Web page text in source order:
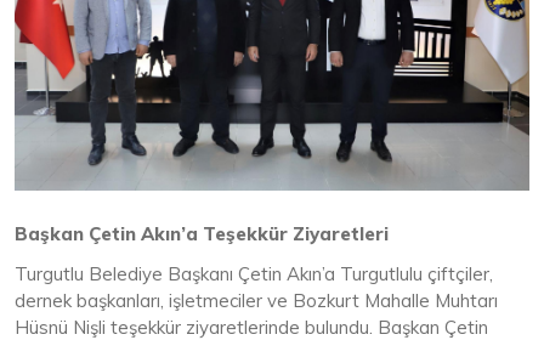
Başkan Çetin Akın’a Teşekkür Ziyaretleri
Turgutlu Belediye Başkanı Çetin Akın’a Turgutlulu çiftçiler,
dernek başkanları, işletmeciler ve Bozkurt Mahalle Muhtarı
Hüsnü Nişli teşekkür ziyaretlerinde bulundu. Başkan Çetin